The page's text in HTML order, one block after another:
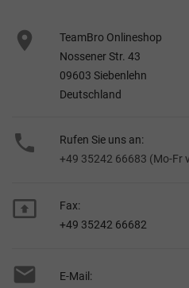

TeamBro Onlineshop
Nossener Str. 43
09603 Siebenlehn
Deutschland

Rufen Sie uns an:
+49 35242 66683 (Mo-Fr

Fax:
+49 35242 66682

E-Mail: